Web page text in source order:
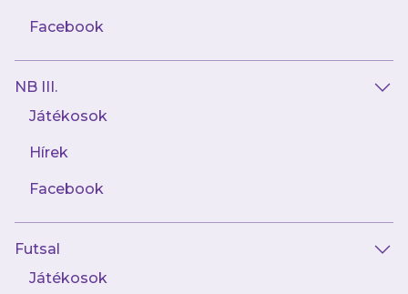
Facebook
NB III.
Játékosok
Hírek
Facebook
Futsal
Játékosok
2023.12.27
108 éve született legendánk, Zsengellér